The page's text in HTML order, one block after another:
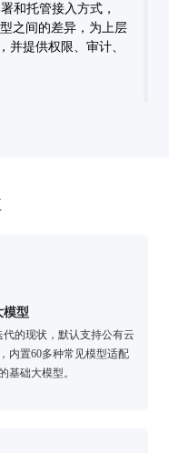
和托管接入方式，
之间的差异，为上层
并提供权限、审计、
模型
的现状，默认支持公有云
内置60多种常见模型适配
基础大模型。